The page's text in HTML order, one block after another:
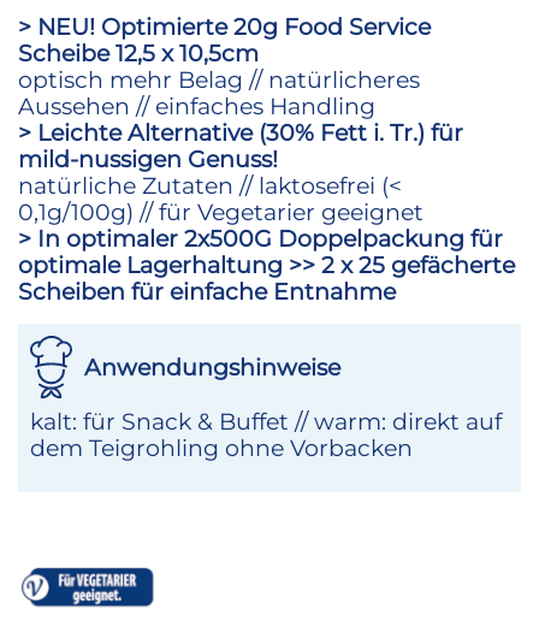
> NEU! Optimierte 20g Food Service
Scheibe 12,5 x 10,5cm
optisch mehr Belag // natürlicheres
Aussehen // einfaches Handling
> Leichte Alternative (30% Fett i. Tr.) für
mild-nussigen Genuss!
natürliche Zutaten // laktosefrei (<
0,1g/100g) // für Vegetarier geeignet
> In optimaler 2x500G Doppelpackung für
optimale Lagerhaltung >> 2 x 25 gefächerte
Scheiben für einfache Entnahme
Anwendungshinweise
kalt: für Snack & Buffet // warm: direkt auf
dem Teigrohling ohne Vorbacken